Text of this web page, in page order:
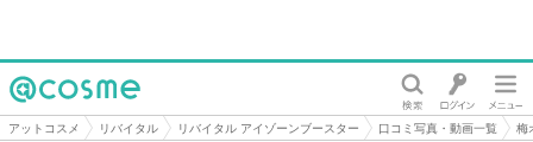
@cosme
アットコスメ リバイタル リバイタル アイゾーンブースター 口コミ写真・動画一覧
梅